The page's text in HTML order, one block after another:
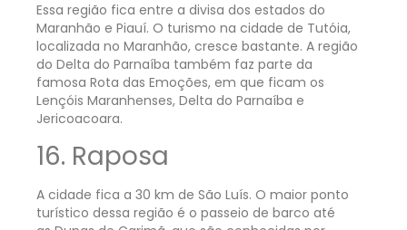
Essa região fica entre a divisa dos estados do
Maranhão e Piauí. O turismo na cidade de Tutóia,
localizada no Maranhão, cresce bastante. A região
do Delta do Parnaíba também faz parte da
famosa Rota das Emoções, em que ficam os
Lençóis Maranhenses, Delta do Parnaíba e
Jericoacoara.
16. Raposa
A cidade fica a 30 km de São Luís. O maior ponto
turístico dessa região é o passeio de barco até